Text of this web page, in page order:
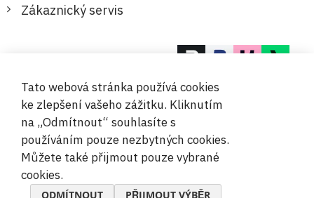
Zákaznický servis
© 2019-2026 Megamix s.r.o.
Tato webová stránka používá cookies
ke zlepšení vašeho zážitku. Kliknutím
na „Odmítnout“ souhlasíte s
používáním pouze nezbytných cookies.
Můžete také přijmout pouze vybrané
cookies.
ODMÍTNOUT PŘIJMOUT VÝBĚR